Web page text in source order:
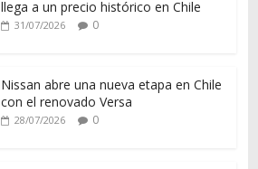
llega a un precio histórico en Chile
31/07/2026 0
Nissan abre una nueva etapa en Chile
con el renovado Versa
28/07/2026 0